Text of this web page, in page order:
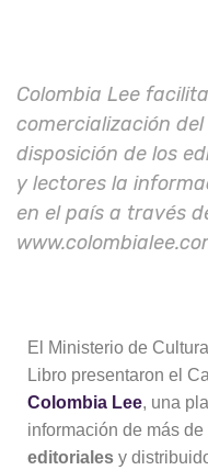
Colombia Lee
comercialización
disposición de los
y lectores la
en el país a través
El Ministerio de
Libro presentaron el
Colombia Lee, una
información de más de
editoriales y